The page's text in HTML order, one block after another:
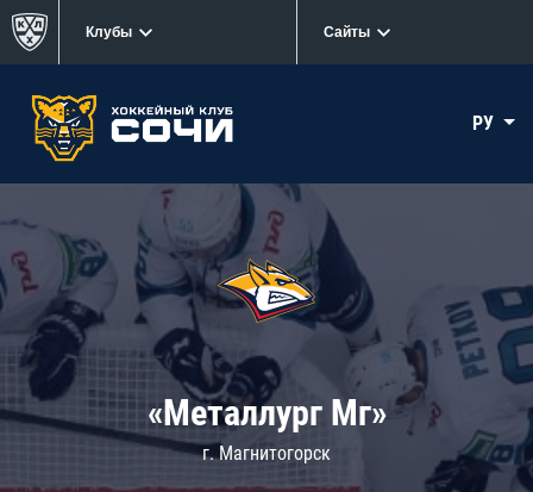
Клубы Сайты
РУ
«Металлург Мг»
г. Магнитогорск